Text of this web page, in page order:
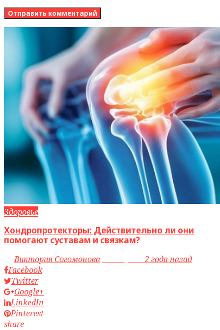
Здоровье
Хондропротекторы: Действительно ли они
помогают суставам и связкам?
byВиктория Согомонова access_time2 года назад
Facebook
Twitter
Google+
LinkedIn
Pinterest
share